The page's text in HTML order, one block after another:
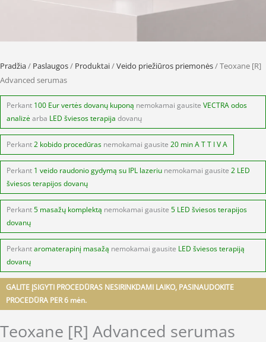
Pradžia/ Paslaugos/ Produktai/Veido priežiūros priemonės/ Teoxane [R]
Advanced serumas
Perkant 100 Eur vertės dovanų kuponą nemokamai gausite VECTRA odos
analizė arba LED šviesos terapija dovanų
Perkant2 kobido procedūras nemokamai gausite 20 min A T T I V A
Perkant 1 veido raudonio gydymą su IPL lazeriu nemokamai gausite 2 LED
šviesos terapijos dovanų
Perkant5 masažų komplektą nemokamai gausite 5 LED šviesos terapijos
dovanų
Perkantaromaterapinį masažą nemokamai gausite LED šviesos terapiją
dovanų
GALITE ĮSIGYTI PROCEDŪRAS NESIRINKDAMI LAIKO, PASINAUDOKITE
PROCEDŪRA PER 6 mėn.
Teoxane [R] Advanced serumas